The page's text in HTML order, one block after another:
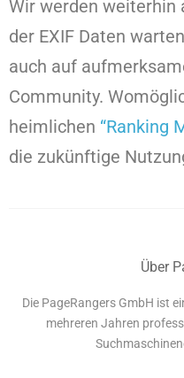
Wir werden weiterhin
der EXIF Daten
auch auf
Community.
heimlichen “Ranking
die zukünftige
Über
Die PageRangers GmbH ist
mehreren Jahren